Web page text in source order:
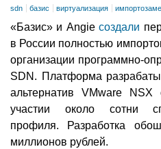
sdn базис виртуализация
«Базис» и Angieсоздали
в России полностью
организации программно-
SDN. Платформа
альтернатив VMware
участии около сотни
профиля. Разработка
миллионов рублей.